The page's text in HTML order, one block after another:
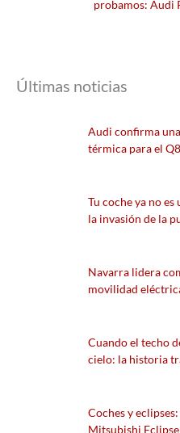
probamos: Audi
Últimas noticias
Audi confirma
térmica para el
Tu coche ya no
la invasión de la
Navarra lidera
movilidad
Cuando el techo
cielo: la historia
Coches y eclipses:
Mitsubishi